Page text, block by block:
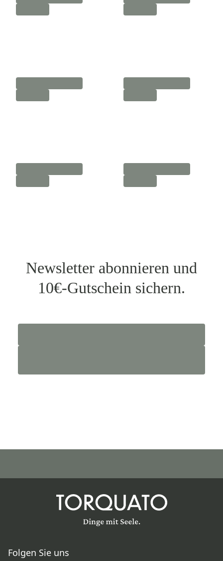
Newsletter abonnieren und
10€-Gutschein sichern.
Folgen Sie uns